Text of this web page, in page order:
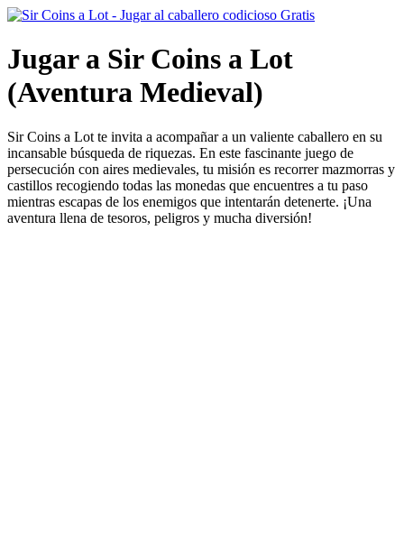
Jugar a Sir Coins a Lot
(Aventura Medieval)
Sir Coins a Lot te invita a acompañar a un valiente caballero en su
incansable búsqueda de riquezas. En este fascinante juego de
persecución con aires medievales, tu misión es recorrer mazmorras y
castillos recogiendo todas las monedas que encuentres a tu paso
mientras escapas de los enemigos que intentarán detenerte. ¡Una
aventura llena de tesoros, peligros y mucha diversión!